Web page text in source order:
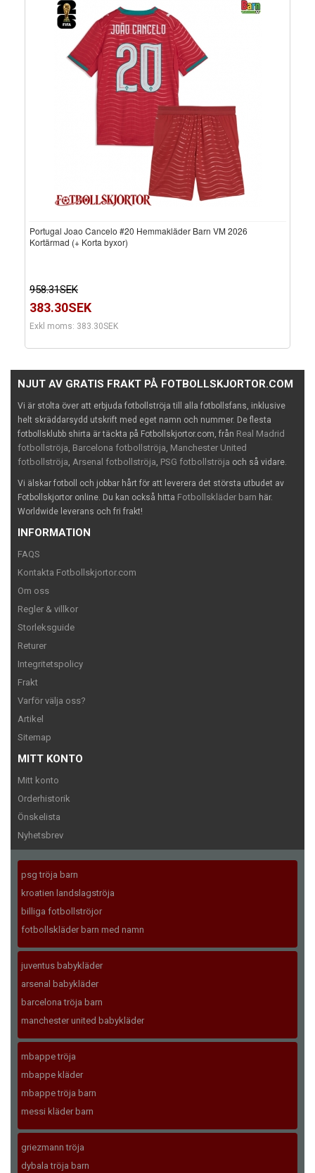
Portugal Joao Cancelo #20 Hemmakläder Barn VM 2026
Kortärmad (+ Korta byxor)
958.31SEK
383.30SEK
Exkl moms: 383.30SEK
NJUT AV GRATIS FRAKT PÅ FOTBOLLSKJORTOR.COM
Vi är stolta över att erbjuda fotbollströja till alla fotbollsfans, inklusive
helt skräddarsydd utskrift med eget namn och nummer. De flesta
fotbollsklubb shirta är täckta på Fotbollskjortor.com, från Real Madrid
fotbollströja, Barcelona fotbollströja, Manchester United
fotbollströja, Arsenal fotbollströja, PSG fotbollströja och så vidare.
Vi älskar fotboll och jobbar hårt för att leverera det största utbudet av
Fotbollskjortor online. Du kan också hitta Fotbollskläder barn här.
Worldwide leverans och fri frakt!
INFORMATION
FAQS
Kontakta Fotbollskjortor.com
Om oss
Regler & villkor
Storleksguide
Returer
Integritetspolicy
Frakt
Varför välja oss?
Artikel
Sitemap
MITT KONTO
Mitt konto
Orderhistorik
Önskelista
Nyhetsbrev
psg tröja barn
kroatien landslagströja
billiga fotbollströjor
fotbollskläder barn med namn
juventus babykläder
arsenal babykläder
barcelona tröja barn
manchester united babykläder
mbappe tröja
mbappe kläder
mbappe tröja barn
messi kläder barn
griezmann tröja
dybala tröja barn